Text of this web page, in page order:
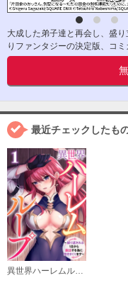
大成した弟子達と再会し、盛
りファンタジーの決定版、コ
最近チェックしたも
異世界ハーレムループ～繰り返される1日から脱出する為に抱きまくります～